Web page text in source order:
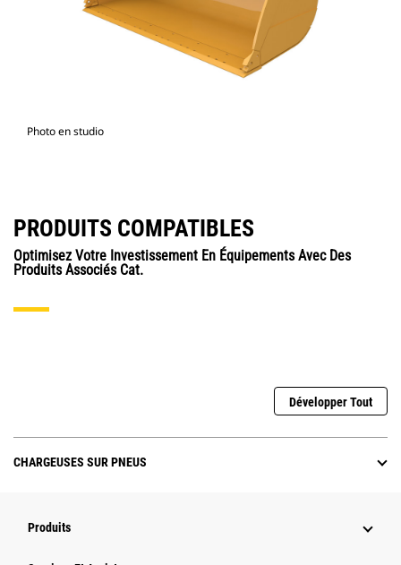
Photo en studio
PRODUITS COMPATIBLES
Optimisez Votre Investissement En Équipements Avec Des
Produits Associés Cat.
Développer Tout
CHARGEUSES SUR PNEUS
Produits